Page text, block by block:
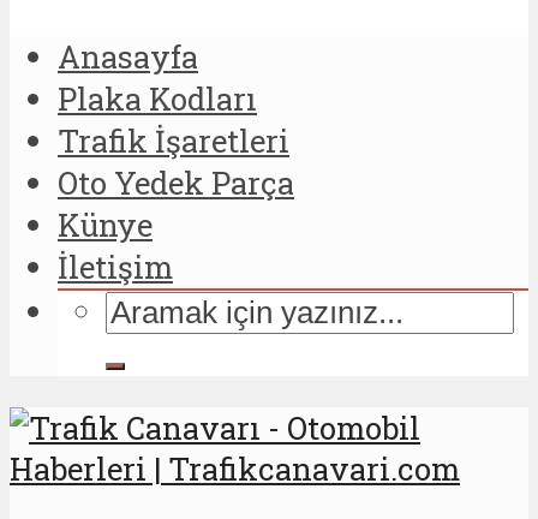
Anasayfa
Plaka Kodları
Trafik İşaretleri
Oto Yedek Parça
Künye
İletişim